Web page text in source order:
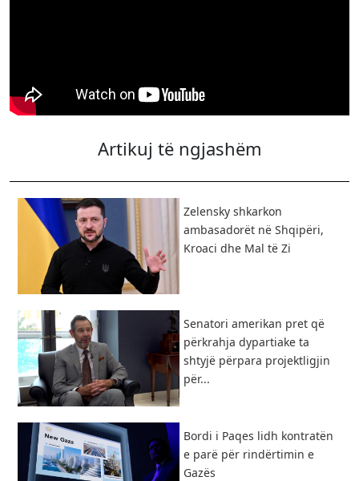
Artikuj të ngjashëm
Zelensky shkarkon
ambasadorët në Shqipëri,
Kroaci dhe Mal të Zi
Senatori amerikan pret që
përkrahja dypartiake ta
shtyjë përpara projektligjin
për...
Bordi i Paqes lidh kontratën
e parë për rindërtimin e
Gazës